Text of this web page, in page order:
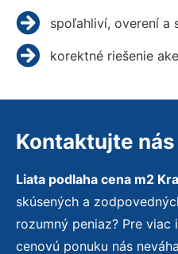
spoľahliví, overení a
korektné riešenie
Kontaktujte nás
Liata podlaha cena m2
skúsených a
rozumný peniaz? Pre
cenovú ponuku nás